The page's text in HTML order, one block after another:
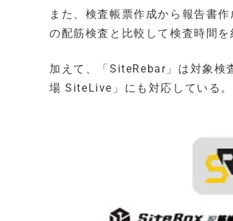
また、検査帳票作成から報告書
の配筋検査と比較して検査時間
加えて、「SiteRebar」は対象検
場 SiteLive」にも対応している。